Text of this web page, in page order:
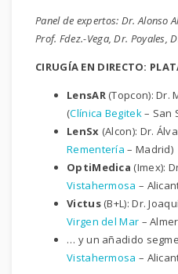
Panel de expertos: Dr. Alonso
Prof. Fdez.-Vega, Dr. Poyales,
CIRUGÍA EN DIRECTO:
LensAR (Topcon): Dr.
(Clínica Begitek – San
LenSx (Alcon): Dr.
Rementería – Madrid)
OptiMedica (Imex):
Vistahermosa –
Victus(B+L): Dr.
Virgen del Mar –
… y un añadido
Vistahermosa –